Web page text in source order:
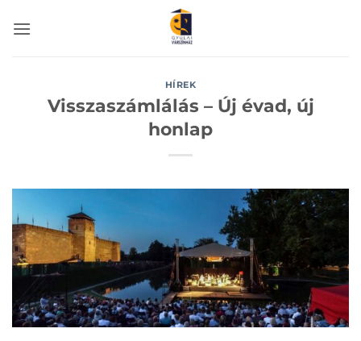
HÍREK
Visszaszámlálás – Új évad, új
honlap